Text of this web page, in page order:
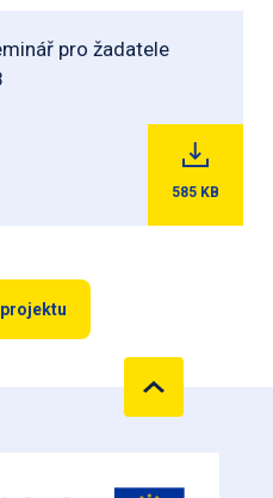
pro žadatele
585 KB